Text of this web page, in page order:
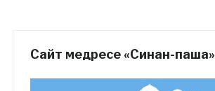
Сайт медресе «Синан-паша»